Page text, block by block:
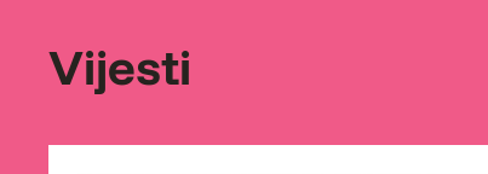
Vijesti